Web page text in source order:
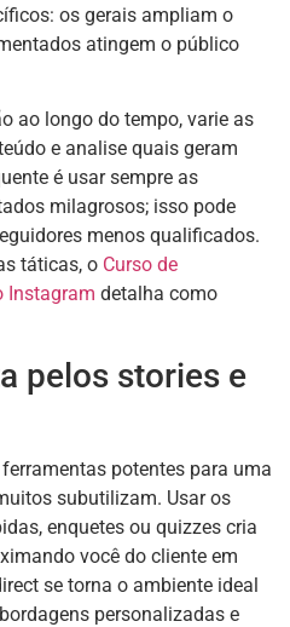
os gerais ampliam o
atingem o público
ao longo do tempo, varie as
e analise quais geram
é usar sempre as
milagrosos; isso pode
menos qualificados.
táticas, o Curso de
Instagram detalha como
pelos stories e
potentes para uma
subutilizam. Usar os
enquetes ou quizzes cria
você do cliente em
se torna o ambiente ideal
personalizadas e